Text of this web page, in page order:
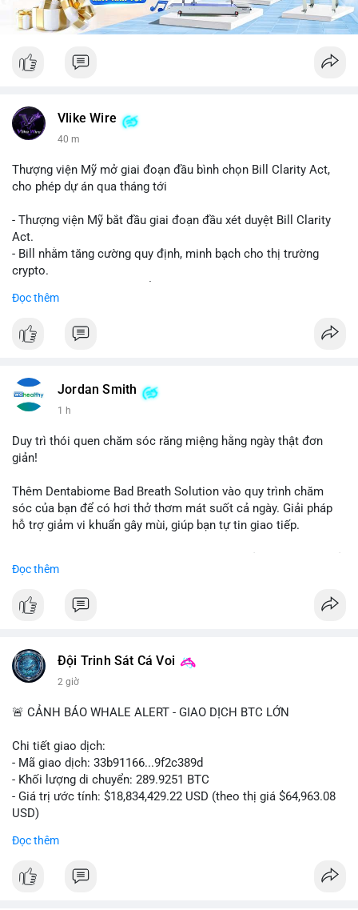
Vlike Wire
40 m
Thượng viện Mỹ mở giai đoạn đầu bình chọn Bill Clarity Act,
cho phép dự án qua tháng tới
- Thượng viện Mỹ bắt đầu giai đoạn đầu xét duyệt Bill Clarity
Act.
- Bill nhằm tăng cường quy định, minh bạch cho thị trường
crypto.
- Bill có thể ảnh hưởng pháp lý, hoạt động của các đồng tiền kỹ
$btc $eth
#vlikevn #titanbot
Đọc thêm
Jordan Smith
1 h
Duy trì thói quen chăm sóc răng miệng hằng ngày thật đơn
giản!
Thêm Dentabiome Bad Breath Solution vào quy trình chăm
sóc của bạn để có hơi thở thơm mát suốt cả ngày. Giải pháp
hỗ trợ giảm vi khuẩn gây mùi, giúp bạn tự tin giao tiếp.
lớn cho nụ cười khỏe mạnh.
#dentabiome #badbreathsolution
Đọc thêm
Đội Trinh Sát Cá Voi
2 giờ
🚨 CẢNH BÁO WHALE ALERT - GIAO DỊCH BTC LỚN
Chi tiết giao dịch:
- Mã giao dịch: 33b91166...9f2c389d
- Khối lượng di chuyển: 289.9251 BTC
- Giá trị ước tính: $18,834,429.22 USD (theo thị giá $64,963.08
USD)
Khối lượng gần 290 BTC tương đương gần 19 triệu USD được
Đọc thêm